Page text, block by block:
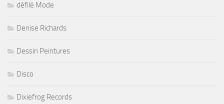
défilé Mode
Denise Richards
Dessin Peintures
Disco
Dixiefrog Records